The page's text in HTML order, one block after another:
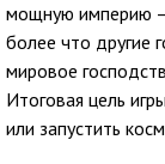
мощную империю
более что другие
мировое
Итоговая цель
или запустить